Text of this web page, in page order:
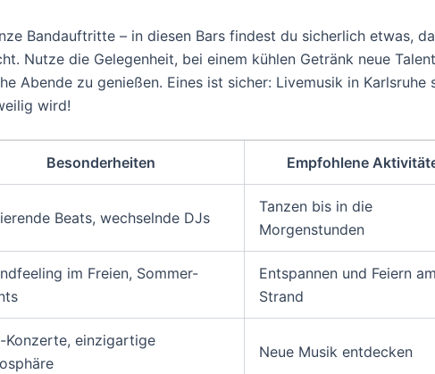
Bandauftritte – in diesen Bars findest du sicherlich etwas,
Nutze die Gelegenheit, bei einem kühlen Getränk neue
Abende zu genießen. Eines ist sicher: Livemusik in Karlsruhe
wird!
Besonderheiten Empfohlene
Beats, wechselnde DJs
Tanzen bis in die
Morgenstunden
im Freien, Sommer-
Entspannen und Feiern am
Strand
Konzerte, einzigartige
Neue Musik entdecken